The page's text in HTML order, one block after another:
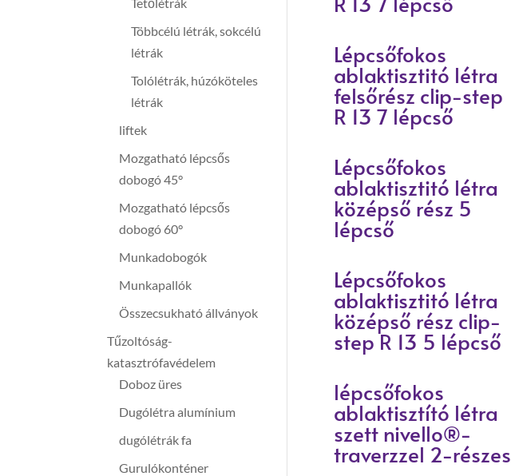
Lépcsőfokos
ablaktisztitó létra
felsőrész clip-step
R 13 7 lépcső
Lépcsőfokos
ablaktisztitó létra
középső rész 5
lépcső
Lépcsőfokos
ablaktisztitó létra
középső rész clip-
step R 13 5 lépcső
lépcsőfokos
ablaktisztító létra
szett nivello®-
traverzzel 2-részes
Többcélú létrák, sokcélú
létrák
Tolólétrák, húzóköteles
létrák
liftek
Mozgatható lépcsős
dobogó 45°
Mozgatható lépcsős
dobogó 60°
Munkadobogók
Munkapallók
Összecsukható állványok
Tűzoltóság-
katasztrófavédelem
Doboz üres
Dugólétra alumínium
dugólétrák fa
Gurulókonténer